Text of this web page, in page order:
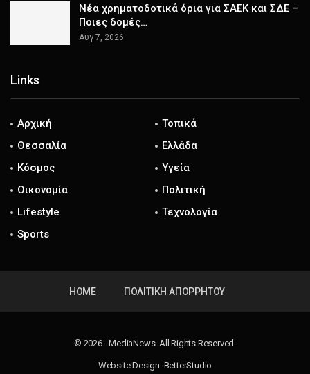
Νέα χρηματοδοτικά όρια για ΣΑΕΚ και ΣΔΕ –
Ποιες δομές…
Αυγ 7, 2026
Links
Αρχική
Τοπικά
Θεσσαλία
Ελλάδα
Κόσμος
Υγεία
Οικονομία
Πολιτική
Lifestyle
Τεχνολογία
Sports
HOME ΠΟΛΙΤΙΚΉ ΑΠΟΡΡΉΤΟΥ
© 2026 - ΜediaΝews. All Rights Reserved.
Website Design: BetterStudio